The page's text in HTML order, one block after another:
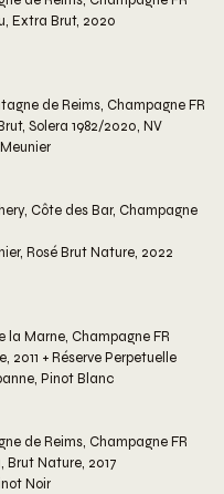
Extra Brut, 2020
de Reims, Champagne FR
Solera 1982/2020, NV
Côte des Bar, Champagne
Rosé Brut Nature, 2022
la Marne, Champagne FR
2011 + Réserve Perpetuelle
Pinot Blanc
de Reims, Champagne FR
Brut Nature, 2017
Noir